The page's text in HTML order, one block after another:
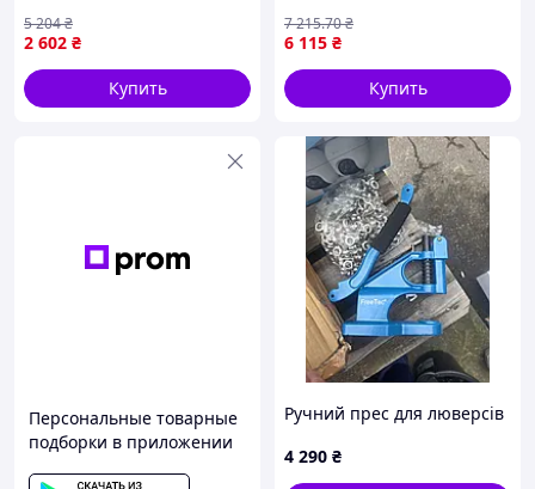
мм2), Ручной
гидравлический
опрессовщик, MTS
2 602 ₴
5 204₴
Купить
6 115 ₴
7 215.70₴
Купить
Персональные товарные
подборки в приложении
Ручний прес для люверсів
4 290 ₴